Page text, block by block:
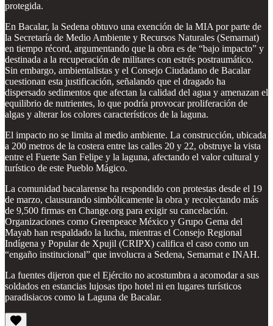
protegida.
En Bacalar, la Sedena obtuvo una exención de la MIA por parte de
la Secretaría de Medio Ambiente y Recursos Naturales (Semarnat)
en tiempo récord, argumentando que la obra es de “bajo impacto” y
destinada a la recuperación de militares con estrés postraumático.
Sin embargo, ambientalistas y el Consejo Ciudadano de Bacalar
cuestionan esta justificación, señalando que el dragado ha
dispersado sedimentos que afectan la calidad del agua y amenazan el
equilibrio de nutrientes, lo que podría provocar proliferación de
algas y alterar los colores característicos de la laguna.
El impacto no se limita al medio ambiente. La construcción, ubicada
a 200 metros de la costera entre las calles 20 y 22, obstruye la vista
entre el Fuerte San Felipe y la laguna, afectando el valor cultural y
turístico de este Pueblo Mágico.
La comunidad bacalarense ha respondido con protestas desde el 19
de marzo, clausurando simbólicamente la obra y recolectando más
de 9,500 firmas en Change.org para exigir su cancelación.
Organizaciones como Greenpeace México y Grupo Gema del
Mayab han respaldado la lucha, mientras el Consejo Regional
Indígena y Popular de Xpujil (CRIPX) califica el caso como un
“engaño institucional” que involucra a Sedena, Semarnat e INAH.
La fuentes dijeron que el Ejército no acostumbra a acomodar a sus
soldados en estancias lujosas tipo hotel ni en lugares turísticos
paradisiacos como la Laguna de Bacalar.